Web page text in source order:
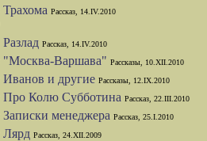
Трахома Рассказ, 14.IV.2010
Разлад Рассказ, 14.IV.2010
"Москва-Варшава" Рассказы, 10.XII.2010
Иванов и другие Рассказы, 12.IX.2010
Про Колю Субботина Рассказ, 22.III.2010
Записки менеджера Рассказ, 25.I.2010
Лярд Рассказ, 24.XII.2009